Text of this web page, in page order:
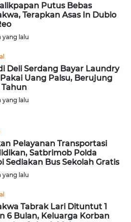
Putus Bebas
Terapkan Asas In Dubio
yang lalu
Deli Serdang Bayar Laundry
Uang Palsu, Berujung
Tahun
yang lalu
Pelayanan Transportasi
Satbrimob Polda
Sediakan Bus Sekolah Gratis
yang lalu
Tabrak Lari Dituntut 1
6 Bulan, Keluarga Korban